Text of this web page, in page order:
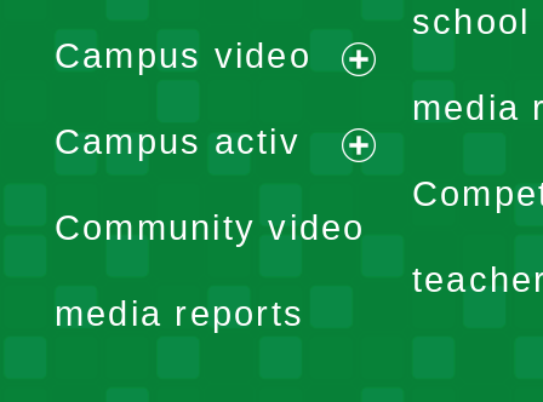
school
media
Campus video
expand
menu
Campus activ
expand
Community video
media reports